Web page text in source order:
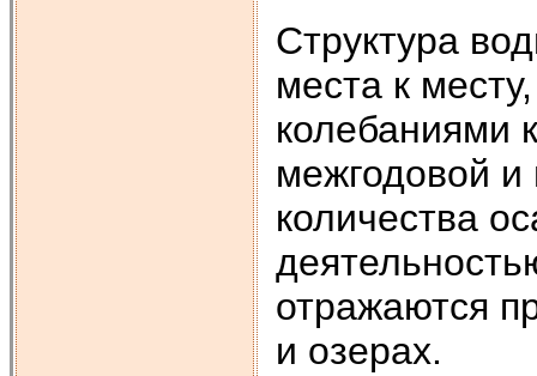
Структура
места к
колебаниями
межгодовой
количества
отражаются
и озерах.